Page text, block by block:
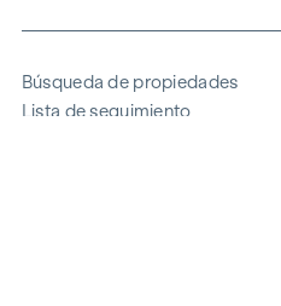
Búsqueda de propiedades
Lista de seguimiento